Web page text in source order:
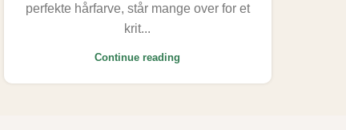
perfekte hårfarve, står mange over for et
krit...
Continue reading